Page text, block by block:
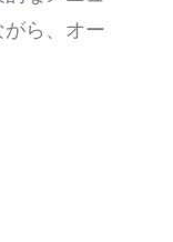
ら、オー